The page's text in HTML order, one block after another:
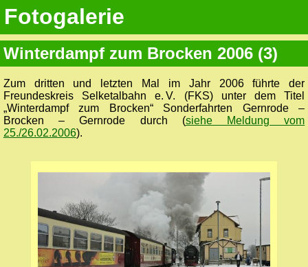
Fotogalerie
Winterdampf zum Brocken 2006 (3)
Zum dritten und letzten Mal im Jahr 2006 führte der
Freundeskreis Selketalbahn e. V. (FKS) unter dem Titel
„Winterdampf zum Brocken“ Sonderfahrten Gernrode –
Brocken – Gernrode durch (siehe Meldung vom
25./26.02.2006).